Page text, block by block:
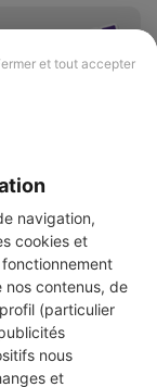
et tout accepter
navigation,
cookies et
fonctionnement
nos contenus, de
(particulier
nous
et